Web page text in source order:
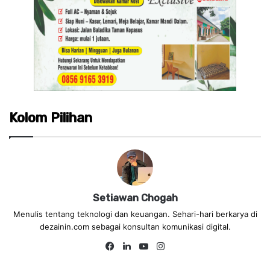
Kolom Pilihan
Setiawan Chogah
Menulis tentang teknologi dan keuangan. Sehari-hari berkarya di
dezainin.com sebagai konsultan komunikasi digital.
Fa
Lin
Yo